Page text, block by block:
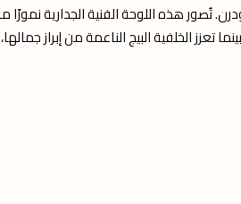
تُصور هذه اللوحة الفنية الجدارية
الخلفية البيج الناعمة من إبراز